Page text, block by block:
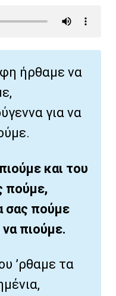
ήρθαμε να
για να
και του
πούμε,
σας πούμε
πιούμε.
’ρθαμε τα